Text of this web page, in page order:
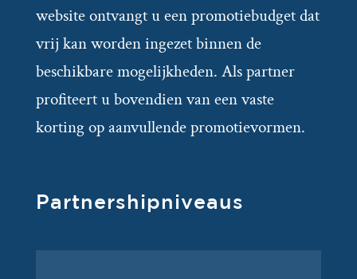
website ontvangt u een promotiebudget dat
vrij kan worden ingezet binnen de
beschikbare mogelijkheden. Als partner
profiteert u bovendien van een vaste
korting op aanvullende promotievormen.
Partnershipniveaus